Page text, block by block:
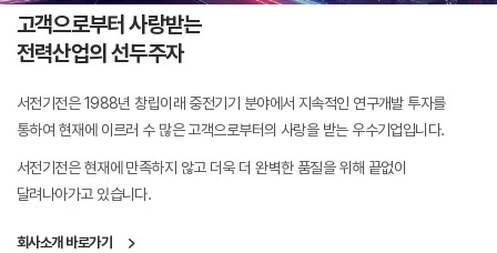
고객으로부터 사랑받는
전력산업의 선두주자
서전기전은 1988년 창립이래 중전기기 분야에서 지속적인 연구개발 투자를
통하여 현재에 이르러 수 많은 고객으로부터의 사랑을 받는 우수기업입니다.
서전기전은 현재에 만족하지 않고 더욱 더 완벽한 품질을 위해 끝없이
달려나아가고 있습니다.
회사소개 바로가기